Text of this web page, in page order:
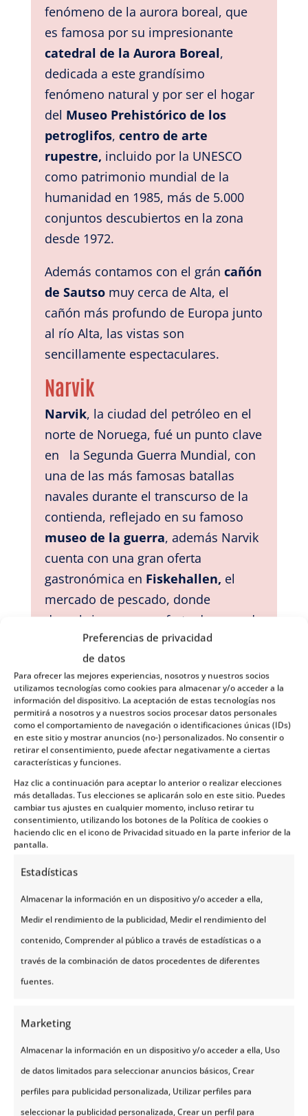
Preferencias de privacidad
de datos
Para ofrecer las mejores experiencias, nosotros y nuestros socios
utilizamos tecnologías como cookies para almacenar y/o acceder a la
información del dispositivo. La aceptación de estas tecnologías nos
permitirá a nosotros y a nuestros socios procesar datos personales
como el comportamiento de navegación o identificaciones únicas (IDs)
en este sitio y mostrar anuncios (no-) personalizados. No consentir o
retirar el consentimiento, puede afectar negativamente a ciertas
características y funciones.
Haz clic a continuación para aceptar lo anterior o realizar elecciones
más detalladas. Tus elecciones se aplicarán solo en este sitio. Puedes
cambiar tus ajustes en cualquier momento, incluso retirar tu
consentimiento, utilizando los botones de la Política de cookies o
haciendo clic en el icono de Privacidad situado en la parte inferior de la
pantalla.
Estadísticas
Almacenar la información en un dispositivo y/o acceder a ella,
Medir el rendimiento de la publicidad, Medir el rendimiento del
contenido, Comprender al público a través de estadísticas o a
través de la combinación de datos procedentes de diferentes
fuentes.
Marketing
Almacenar la información en un dispositivo y/o acceder a ella, Uso
de datos limitados para seleccionar anuncios básicos, Crear
perfiles para publicidad personalizada, Utilizar perfiles para
seleccionar la publicidad personalizada, Crear un perfil para
fenómeno de la aurora boreal, que
es famosa por su impresionante
catedral de la Aurora Boreal,
dedicada a este grandísimo
fenómeno natural y por ser el hogar
del Museo Prehistórico de los
petroglifos, centro de arte
rupestre, incluido por la UNESCO
como patrimonio mundial de la
humanidad en 1985, más de 5.000
conjuntos descubiertos en la zona
desde 1972.
Además contamos con el grán cañón
de Sautso muy cerca de Alta, el
cañón más profundo de Europa junto
al río Alta, las vistas son
sencillamente espectaculares.
Narvik
Narvik, la ciudad del petróleo en el
norte de Noruega, fué un punto clave
en la Segunda Guerra Mundial, con
una de las más famosas batallas
navales durante el transcurso de la
contienda, reflejado en su famoso
museo de la guerra, además Narvik
cuenta con una gran oferta
gastronómica en Fiskehallen, el
mercado de pescado, donde
descubrir una gran oferta de pescado
y salazones, y subir alNarvikfjellet,
funicular de la ciudad con unas
magníficas vistas alOfotfjorden.Los
alrededores de la ciudad son
también famosos por sus
acantilados donde encontramos el
faro de Narvik.
Harstad
Harstades una ciudad costera en el
norte de Noruega conocida por su
hermosa naturaleza y su rica
histórica y su cercanía a las
montañas de Vågsfjellet,es un
destino popular para el turismo al
aire libre. La ciudad es el hogar del
Museo de la Marina de Harstad
historia naval de la ciudad.
Karasjok
Karasjokes una ciudad en el norte
de Noruegacapital de la población